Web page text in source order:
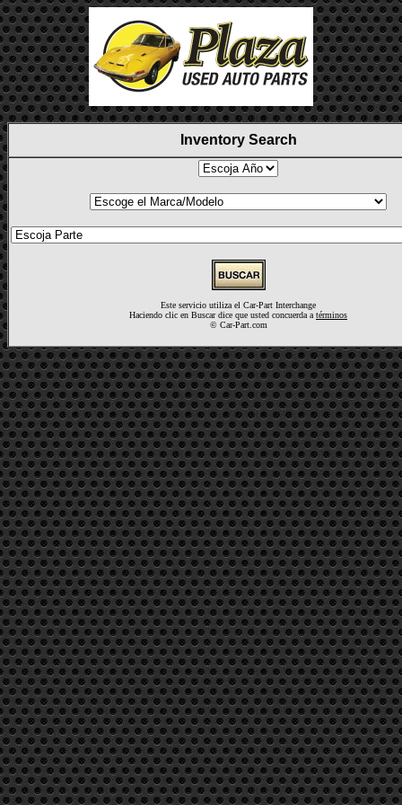
Inventory Search
Este servicio utiliza el Car-Part Interchange
Haciendo clic en Buscar dice que usted concuerda a términos
©Car-Part.com